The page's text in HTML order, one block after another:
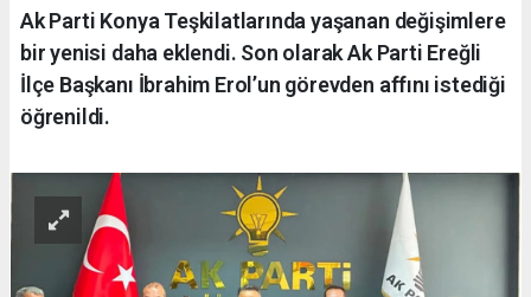
Ak Parti Konya Teşkilatlarında yaşanan değişimlere
bir yenisi daha eklendi. Son olarak Ak Parti Ereğli
İlçe Başkanı İbrahim Erol’un görevden affını istediği
öğrenildi.